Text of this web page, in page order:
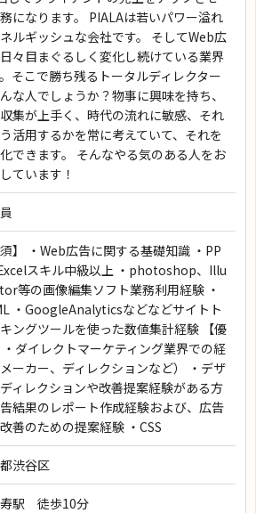
になります。 PIALAは若いパワー溢れ
ルギッシュな会社です。 そしてWeb広
々目まぐるしく変化し続けている業界
そこで勝ち残るトータルディレクター
な人でしょうか？物事に興味を持ち、
集が上手く、時代の流れに敏感、それ
活用するかを常に考えていて、それを
できます。 そんなやる気のある人をお
ています！
須】 ・Web広告に関する基礎知識 ・PP
スキル中級以上 ・photoshop、Illu
等の画像編集ソフト業務利用経験 ・
・GoogleAnalyticsなどなどサイトト
ングツールを使った数値集計経験 【優
・ダイレクトマーケティング業界での経
ーカー、ディレクションなど） ・デザ
ィレクションや改善提案経験がある方
告結果のレポート作成経験および、広告
善のための提案経験 ・CSS
渋谷区
駅 徒歩10分